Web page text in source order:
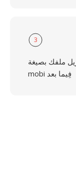
3
ملفك بصيغة
mobi فِيما بعد